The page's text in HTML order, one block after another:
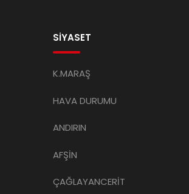
SİYASET
K.MARAŞ
HAVA DURUMU
ANDIRIN
AFŞİN
ÇAĞLAYANCERİT